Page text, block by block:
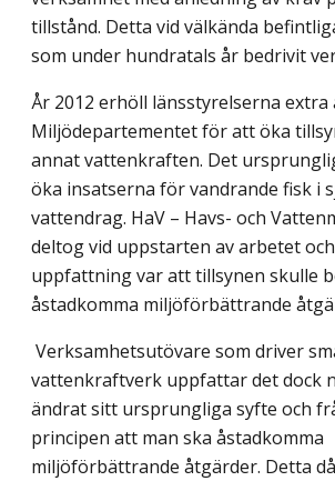
tillstånd. Detta vid välkända
som under hundratals år bedrivit
År 2012 erhöll länsstyrelserna extra
Miljödepartementet för att öka
annat vattenkraften. Det
öka insatserna för vandrande fisk i
vattendrag. HaV – Havs- och
deltog vid uppstarten av arbetet
uppfattning var att tillsynen skulle
åstadkomma miljöförbättrande
Verksamhetsutövare som driver
vattenkraftverk uppfattar det dock
ändrat sitt ursprungliga syfte och
principen att man ska åstadkomma
miljöförbättrande åtgärder. Detta